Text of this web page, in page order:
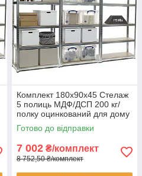
Комплект 180х90х45 Стелаж
5 полиць МДФ/ДСП 200 кг/
полку оцинкований для дому
офісу склад 3 штуки
Готово до відправки
7 002 ₴/комплект
8 752,50 ₴/комплект